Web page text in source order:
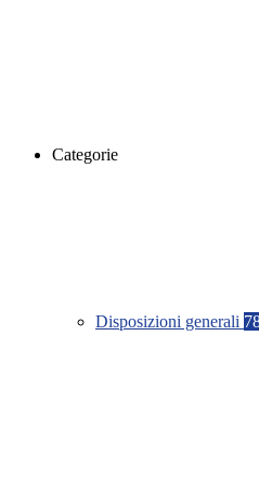
Categorie
Disposizioni generali